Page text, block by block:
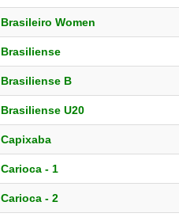
Brasileiro Women
Brasiliense
Brasiliense B
Brasiliense U20
Capixaba
Carioca - 1
Carioca - 2